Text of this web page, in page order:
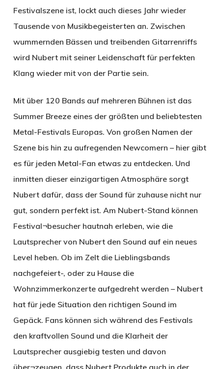
Festivalszene ist, lockt auch dieses Jahr wieder
Tausende von Musikbegeisterten an. Zwischen
wummernden Bässen und treibenden Gitarrenriffs
wird Nubert mit seiner Leidenschaft für perfekten
Klang wieder mit von der Partie sein.
Mit über 120 Bands auf mehreren Bühnen ist das
Summer Breeze eines der größten und beliebtesten
Metal-Festivals Europas. Von großen Namen der
Szene bis hin zu aufregenden Newcomern – hier gibt
es für jeden Metal-Fan etwas zu entdecken. Und
inmitten dieser einzigartigen Atmosphäre sorgt
Nubert dafür, dass der Sound für zuhause nicht nur
gut, sondern perfekt ist. Am Nubert-Stand können
Festival¬besucher hautnah erleben, wie die
Lautsprecher von Nubert den Sound auf ein neues
Level heben. Ob im Zelt die Lieblingsbands
nachgefeiert-, oder zu Hause die
Wohnzimmerkonzerte aufgedreht werden – Nubert
hat für jede Situation den richtigen Sound im
Gepäck. Fans können sich während des Festivals
den kraftvollen Sound und die Klarheit der
Lautsprecher ausgiebig testen und davon
über¬zeugen, dass Nubert Produkte auch in der